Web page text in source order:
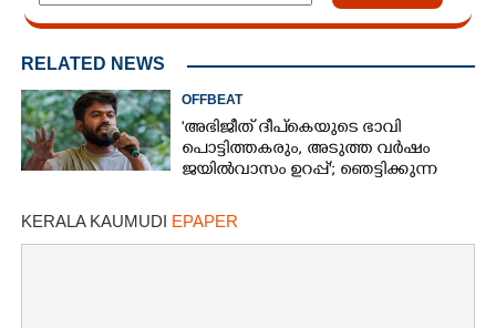
RELATED NEWS
OFFBEAT
'അഭിജീത് ദീപ്‌കെയുടെ ഭാവി
പൊട്ടിത്തകരും, അടുത്ത വർഷം
ജയിൽവാസം ഉറപ്പ്'; ഞെട്ടിക്കുന്ന
KERALA KAUMUDI EPAPER